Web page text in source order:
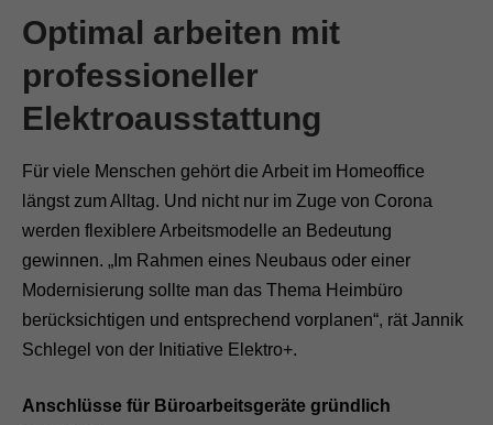
Optimal arbeiten mit
professioneller
Elektroausstattung
Für viele Menschen gehört die Arbeit im Homeoffice
längst zum Alltag. Und nicht nur im Zuge von Corona
werden flexiblere Arbeitsmodelle an Bedeutung
gewinnen. „Im Rahmen eines Neubaus oder einer
Modernisierung sollte man das Thema Heimbüro
berücksichtigen und entsprechend vorplanen“, rät Jannik
Schlegel von der Initiative Elektro+.
Anschlüsse für Büroarbeitsgeräte gründlich